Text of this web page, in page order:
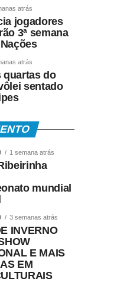
atrás
jogadores
3ª semana
atrás
quartas do
sentado
1 semana atrás
mundial
3 semanas atrás
INVERNO
E MAIS
EM